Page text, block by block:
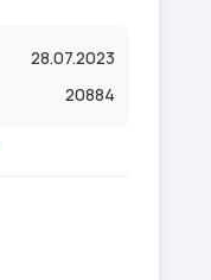
28.07.2023
20884